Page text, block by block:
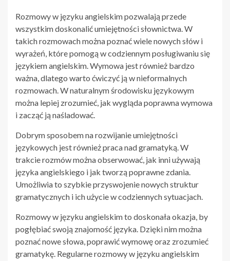
Rozmowy w języku angielskim pozwalają przede
wszystkim doskonalić umiejętności słownictwa. W
takich rozmowach można poznać wiele nowych słów i
wyrażeń, które pomogą w codziennym posługiwaniu się
językiem angielskim. Wymowa jest również bardzo
ważna, dlatego warto ćwiczyć ją w nieformalnych
rozmowach. W naturalnym środowisku językowym
można lepiej zrozumieć, jak wygląda poprawna wymowa
i zacząć ją naśladować.
Dobrym sposobem na rozwijanie umiejętności
językowych jest również praca nad gramatyką. W
trakcie rozmów można obserwować, jak inni używają
języka angielskiego i jak tworzą poprawne zdania.
Umożliwia to szybkie przyswojenie nowych struktur
gramatycznych i ich użycie w codziennych sytuacjach.
Rozmowy w języku angielskim to doskonała okazja, by
pogłębiać swoją znajomość języka. Dzięki nim można
poznać nowe słowa, poprawić wymowę oraz zrozumieć
gramatykę. Regularne rozmowy w języku angielskim